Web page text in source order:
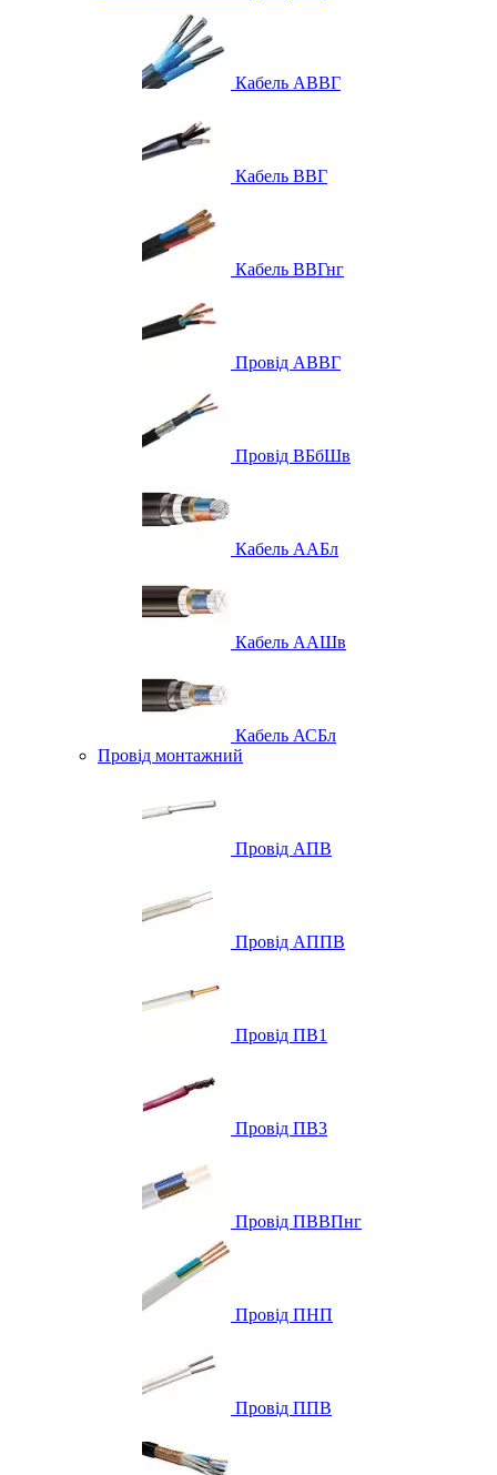
Кабель АВВГ
Кабель ВВГ
Кабель ВВГнг
Провід АВВГ
Провід ВБбШв
Кабель ААБл
Кабель ААШв
Кабель АСБл
Провід монтажний
Провід АПВ
Провід АППВ
Провід ПВ1
Провід ПВ3
Провід ПВВПнг
Провід ПНП
Провід ППВ